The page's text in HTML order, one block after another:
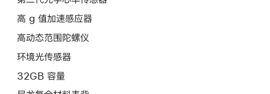
高 g 值加速感应器
高动态范围陀螺仪
环境光传感器
32GB 容量